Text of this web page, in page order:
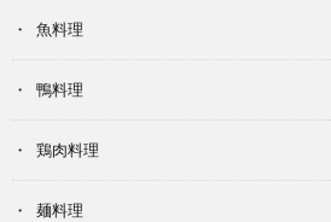
魚料理
鴨料理
鶏肉料理
麺料理